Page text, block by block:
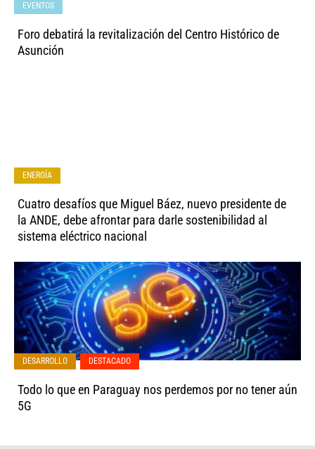
Foro debatirá la revitalización del Centro Histórico de
Asunción
EVENTOS
Cuatro desafíos que Miguel Báez, nuevo presidente de
la ANDE, debe afrontar para darle sostenibilidad al
sistema eléctrico nacional
ENERGÍA
Todo lo que en Paraguay nos perdemos por no tener aún
5G
DESARROLLO , DESTACADO